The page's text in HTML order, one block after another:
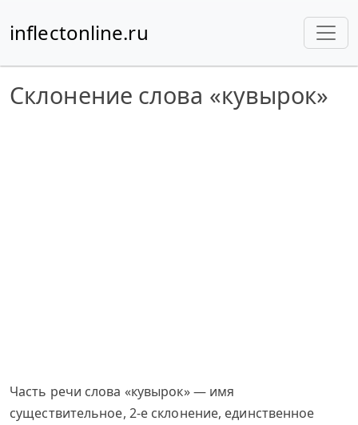
inflectonline.ru
Склонение слова «кувырок»
Часть речи слова «кувырок» — имя
существительное, 2-е склонение, единственное